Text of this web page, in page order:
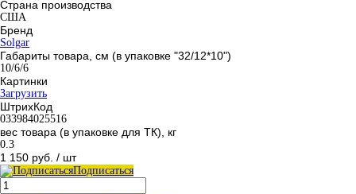
Страна производства
США
Бренд
Solgar
Габариты товара, см (в упаковке "32/12*10")
10/6/6
Картинки
Загрузить
ШтрихКод
033984025516
вес товара (в упаковке для ТК), кг
0.3
1 150 руб. / шт
Подписаться